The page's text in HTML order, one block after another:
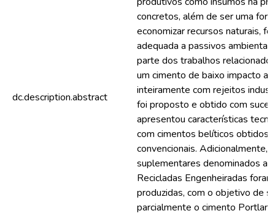
dc.description.abstract
concretos, além de ser uma
economizar recursos naturais,
adequada a passivos
parte dos trabalhos
um cimento de baixo impacto
inteiramente com rejeitos
foi proposto e obtido com
apresentou características
com cimentos belíticos obtidos
convencionais. Adicionalmente,
suplementares denominados
Recicladas Engenheiradas
produzidas, com o objetivo de
parcialmente o cimento